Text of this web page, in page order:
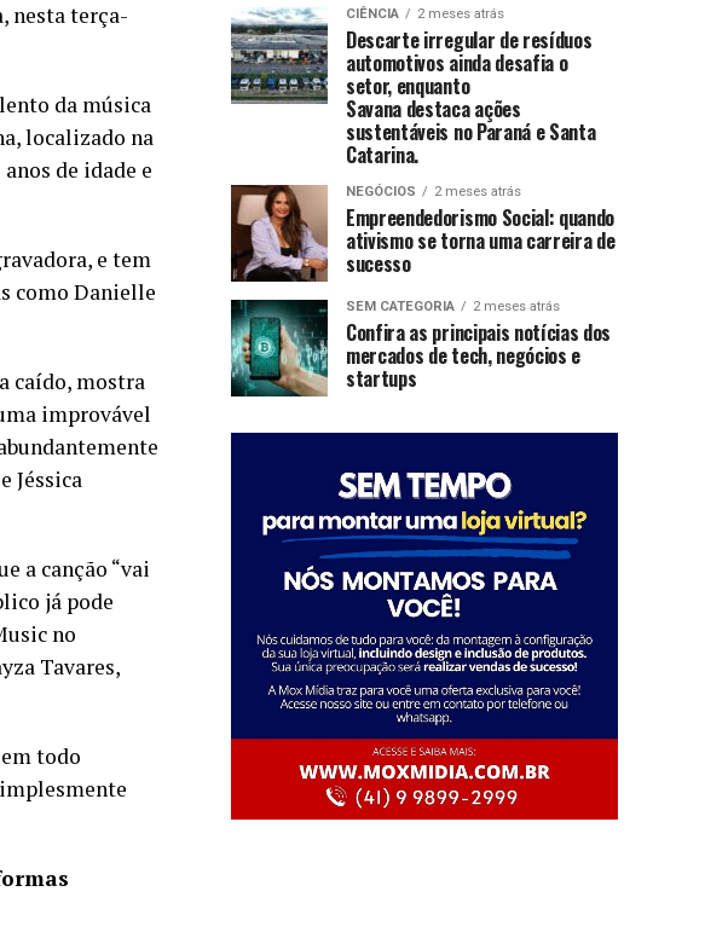
nesta terça-
da música
localizado na
de idade e
e tem
como Danielle
caído, mostra
improvável
Jéssica
a canção “vai
já pode
no
Tavares,
todo
CIÊNCIA 2 meses atrás
Descarte irregular de resíduos
automotivos ainda desafia o
setor, enquanto
Savana destaca ações
sustentáveis no Paraná e Santa
Catarina.
NEGÓCIOS 2 meses atrás
Empreendedorismo Social: quando
ativismo se torna uma carreira de
sucesso
SEM CATEGORIA 2 meses atrás
Confira as principais notícias dos
mercados de tech, negócios e
startups